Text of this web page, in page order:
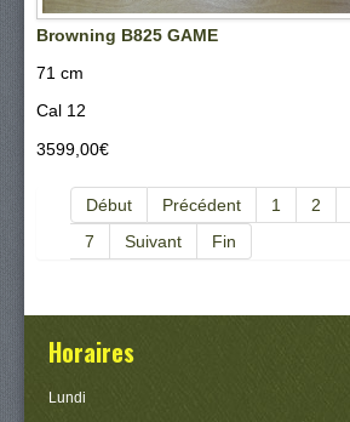
Browning B825 GAME
71 cm
Cal 12
3599,00‎€
Début Précédent 1 2
7
Suivant Fin
Horaires
Lundi